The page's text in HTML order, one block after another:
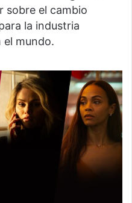
sobre el cambio
la industria
el mundo.